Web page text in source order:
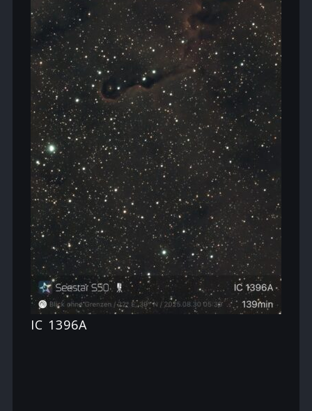
IC 1396A